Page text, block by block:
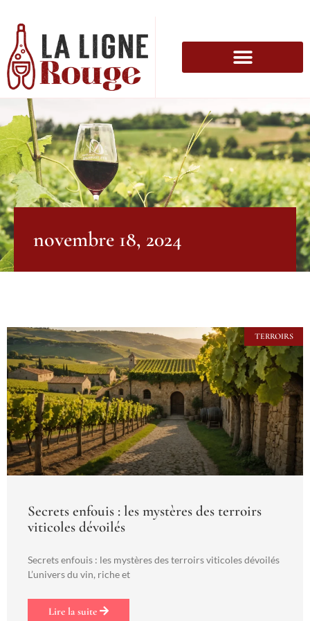
novembre 18, 2024
TERROIRS
Secrets enfouis : les mystères des terroirs
viticoles dévoilés
Secrets enfouis : les mystères des terroirs viticoles dévoilés
L’univers du vin, riche et
Lire la suite